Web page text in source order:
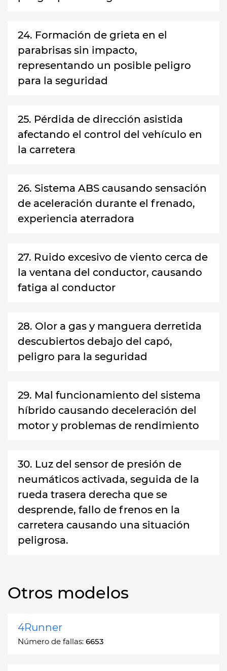
24. Formación de grieta en el
parabrisas sin impacto,
representando un posible peligro
para la seguridad
25. Pérdida de dirección asistida
afectando el control del vehículo en
la carretera
26. Sistema ABS causando sensación
de aceleración durante el frenado,
experiencia aterradora
27. Ruido excesivo de viento cerca de
la ventana del conductor, causando
fatiga al conductor
28. Olor a gas y manguera derretida
descubiertos debajo del capó,
peligro para la seguridad
29. Mal funcionamiento del sistema
híbrido causando deceleración del
motor y problemas de rendimiento
30. Luz del sensor de presión de
neumáticos activada, seguida de la
rueda trasera derecha que se
desprende, fallo de frenos en la
carretera causando una situación
peligrosa.
Otros modelos
4Runner
Número de fallas: 6653